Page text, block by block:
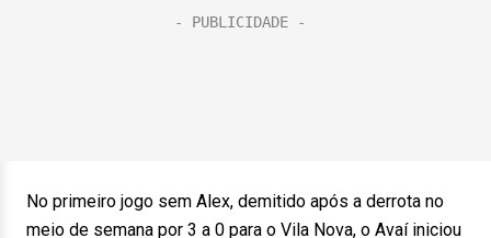
No primeiro jogo sem Alex, demitido após a derrota no
meio de semana por 3 a 0 para o Vila Nova, o Avaí iniciou